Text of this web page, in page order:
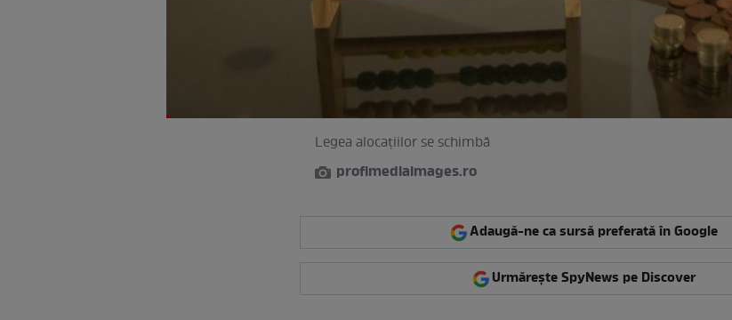
Legea alocațiilor se schimbă
profimediaimages.ro
Adaugă-ne ca sursă preferată în Google
Urmărește SpyNews pe Discover